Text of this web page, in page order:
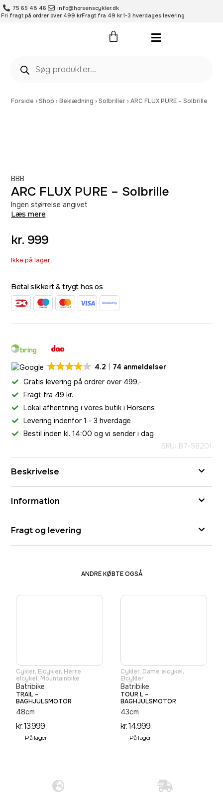
75 65 48 46
info@horsenscykler.dk
Fri fragt på ordrer over 499 krFragt fra 49 kr.1-3 hverdages levering
Forside ›Shop ›Beklædning ›Solbriller ›ARC FLUX PURE – Solbrille
BBB
ARC FLUX PURE – Solbrille
Ingen størrelse angivet
Læs mere
kr. 999
Ikke på lager
Betal sikkert & trygt hos os
4.2
74 anmeldelser
Gratis levering på ordrer over 499,-
Fragt fra 49 kr.
Lokal afhentning i vores butik i Horsens
Levering indenfor 1 - 3 hverdage
Bestil inden kl. 14:00 og vi sender i dag
SKU: B7-58201
Beskrivelse
Information
Fragt og levering
ANDRE KØBTE OGSÅ
Cykler, Elcykler, Herre
elcykel, Mountainbike
Batribike
TRAIL –
BAGHJULSMOTOR
48cm
kr.13.999
På lager
Cykler, Dame elcykel,
Elcykler
Batribike
TOUR L –
BAGHJULSMOTOR
43cm
kr.14.999
På lager